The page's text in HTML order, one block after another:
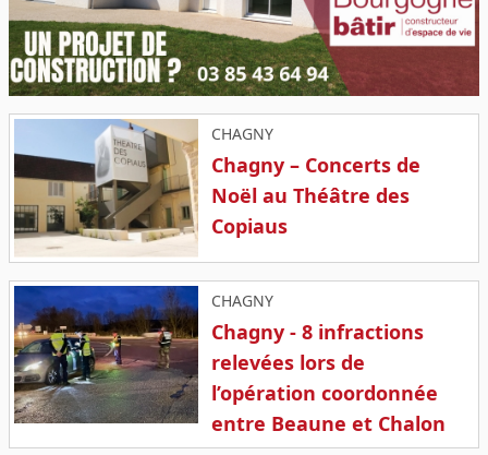
CHAGNY
Chagny – Concerts de
Noël au Théâtre des
Copiaus
CHAGNY
Chagny - 8 infractions
relevées lors de
l’opération coordonnée
entre Beaune et Chalon